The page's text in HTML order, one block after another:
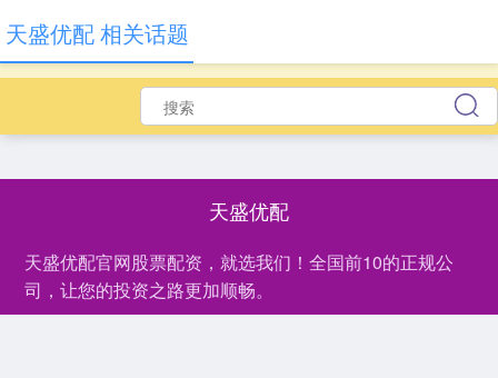
天盛优配
天盛优配官网股票配资，就选我们！全国前10的正规公
司，让您的投资之路更加顺畅。
天盛优配 相关话题